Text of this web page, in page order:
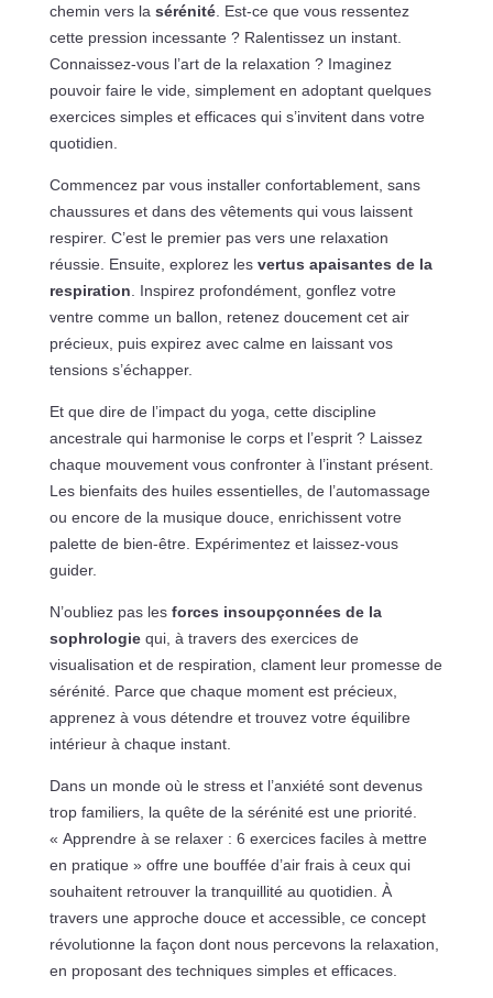
chemin vers la sérénité. Est-ce que vous ressentez
cette pression incessante ? Ralentissez un instant.
Connaissez-vous l’art de la relaxation ? Imaginez
pouvoir faire le vide, simplement en adoptant quelques
exercices simples et efficaces qui s’invitent dans votre
quotidien.
Commencez par vous installer confortablement, sans
chaussures et dans des vêtements qui vous laissent
respirer. C’est le premier pas vers une relaxation
réussie. Ensuite, explorez les vertus apaisantes de la
respiration . Inspirez profondément, gonflez votre
ventre comme un ballon, retenez doucement cet air
précieux, puis expirez avec calme en laissant vos
tensions s’échapper.
Et que dire de l’impact du yoga, cette discipline
ancestrale qui harmonise le corps et l’esprit ? Laissez
chaque mouvement vous confronter à l’instant présent.
Les bienfaits des huiles essentielles, de l’automassage
ou encore de la musique douce, enrichissent votre
palette de bien-être. Expérimentez et laissez-vous
guider.
N’oubliez pas les forces insoupçonnées de la
sophrologiequi, à travers des exercices de
visualisation et de respiration, clament leur promesse de
sérénité. Parce que chaque moment est précieux,
apprenez à vous détendre et trouvez votre équilibre
intérieur à chaque instant.
Dans un monde où le stress et l’anxiété sont devenus
trop familiers, la quête de la sérénité est une priorité.
« Apprendre à se relaxer : 6 exercices faciles à mettre
en pratique » offre une bouffée d’air frais à ceux qui
souhaitent retrouver la tranquillité au quotidien. À
travers une approche douce et accessible, ce concept
révolutionne la façon dont nous percevons la relaxation,
en proposant des techniques simples et efficaces.